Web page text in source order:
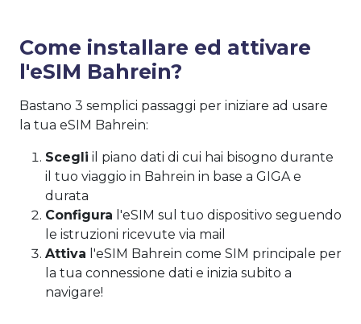
Come installare ed attivare
l'eSIM Bahrein?
Bastano 3 semplici passaggi per iniziare ad usare
la tua eSIM Bahrein:
Scegli il piano dati di cui hai bisogno durante
il tuo viaggio in Bahrein in base a GIGA e
durata
Configura l'eSIM sul tuo dispositivo seguendo
le istruzioni ricevute via mail
Attiva l'eSIM Bahrein come SIM principale per
la tua connessione dati e inizia subito a
navigare!